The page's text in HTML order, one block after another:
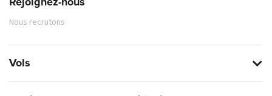
Rejoignez-nous
Nous recrutons
Vols